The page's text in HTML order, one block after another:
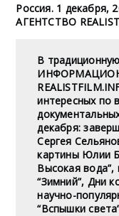
Россия. 1
АГЕНТСТВО
В
интересных по
декабря:
Сергея
картины Юлии
Высокая вода”,
“Зимний”, Дни
научно-
“Вспышки